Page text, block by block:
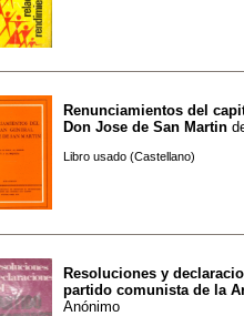
Renunciamientos del
Don Jose de San Martin
Libro usado (Castellano)
Resoluciones y
partido comunista de la
Anónimo